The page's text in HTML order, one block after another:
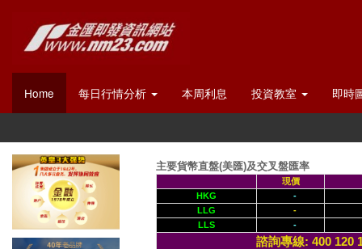
Home 每日行情分析 本周利息 投資教室 即時
主要貨幣直盤(美匯)及交叉盤匯率
現價
HKG
-
LLG
-
LLS
-
諮詢專線: 400 120